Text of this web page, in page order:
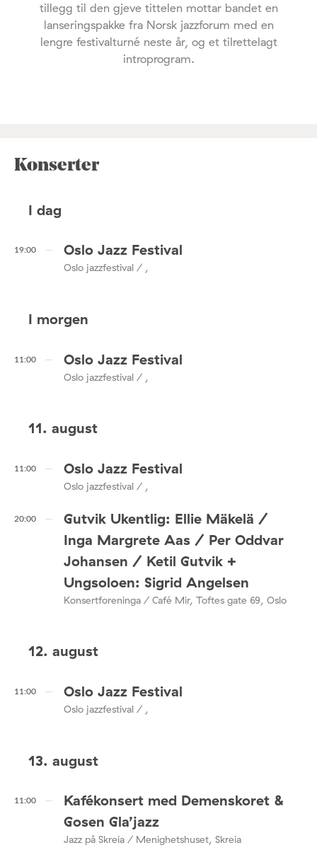
tillegg til den gjeve tittelen mottar bandet en
lanseringspakke fra Norsk jazzforum med en
lengre festivalturné neste år, og et tilrettelagt
introprogram.
Konserter
I dag
19:00 Oslo Jazz Festival
Oslo jazzfestival / ,
I morgen
11:00 Oslo Jazz Festival
Oslo jazzfestival / ,
11. august
11:00 Oslo Jazz Festival
Oslo jazzfestival / ,
20:00
Gutvik Ukentlig: Ellie Mäkelä /
Inga Margrete Aas / Per Oddvar
Johansen / Ketil Gutvik +
Ungsoloen: Sigrid Angelsen
Konsertforeninga / Café Mir, Toftes gate 69, Oslo
12. august
11:00 Oslo Jazz Festival
Oslo jazzfestival / ,
13. august
11:00
Kafékonsert med Demenskoret &
Gosen Gla’jazz
Jazz på Skreia / Menighetshuset, Skreia